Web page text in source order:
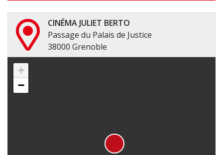
CINÉMA JULIET BERTO
Passage du Palais de Justice
38000 Grenoble
+
−